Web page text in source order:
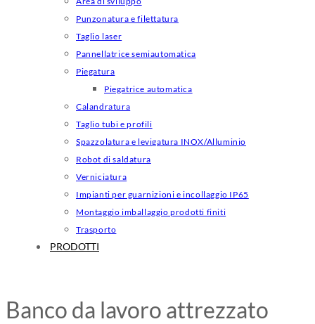
Punzonatura e filettatura
Taglio laser
Pannellatrice semiautomatica
Piegatura
Piegatrice automatica
Calandratura
Taglio tubi e profili
Spazzolatura e levigatura INOX/Alluminio
Robot di saldatura
Verniciatura
Impianti per guarnizioni e incollaggio IP65
Montaggio imballaggio prodotti finiti
Trasporto
PRODOTTI
Banco da lavoro attrezzato